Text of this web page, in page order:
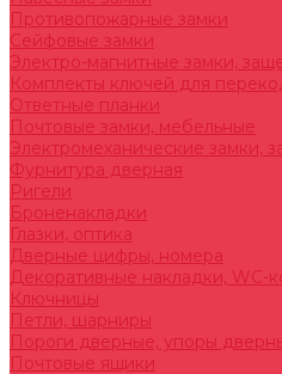
Противопожарные замки
Сейфовые замки
Электро-магнитные замки,
Комплекты ключей для
Ответные планки
Почтовые замки, мебельные
Электромеханические замки,
Фурнитура дверная
Ригели
Броненакладки
Глазки, оптика
Дверные цифры, номера
Декоративные накладки, WC-
Ключницы
Петли, шарниры
Пороги дверные, упоры
Почтовые ящики